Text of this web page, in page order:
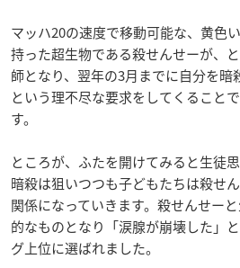
マッハ20の速度で移動可能な、黄色
持った超生物である殺せんせーが、
師となり、翌年の3月までに自分を暗
という理不尽な要求をしてくること
す。
ところが、ふたを開けてみると生徒
暗殺は狙いつつも子どもたちは殺せ
関係になっていきます。殺せんせー
的なものとなり「涙腺が崩壊した」
グ上位に選ばれました。